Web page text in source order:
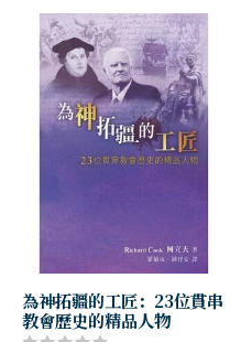
為神拓疆的工匠：23位貫串
教會歷史的精品人物